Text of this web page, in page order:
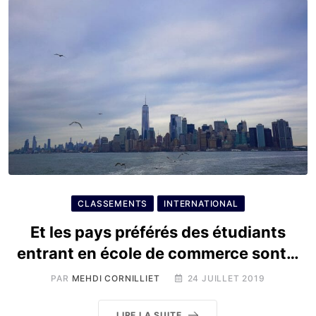
CLASSEMENTS INTERNATIONAL
Et les pays préférés des étudiants
entrant en école de commerce sont…
PAR MEHDI CORNILLIET 24 JUILLET 2019